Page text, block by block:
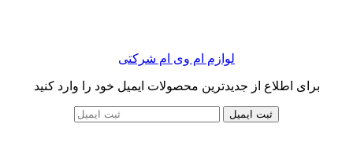
لوازم ام وی ام شرکتی
برای اطلاع از جدیدترین محصولات ایمیل خود را وارد کنید
ثبت ایمیل